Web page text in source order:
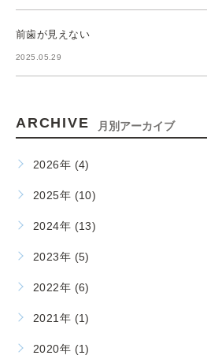
前歯が見えない
2025.05.29
ARCHIVE 月別アーカイブ
2026年 (4)
2025年 (10)
2024年 (13)
2023年 (5)
2022年 (6)
2021年 (1)
2020年 (1)